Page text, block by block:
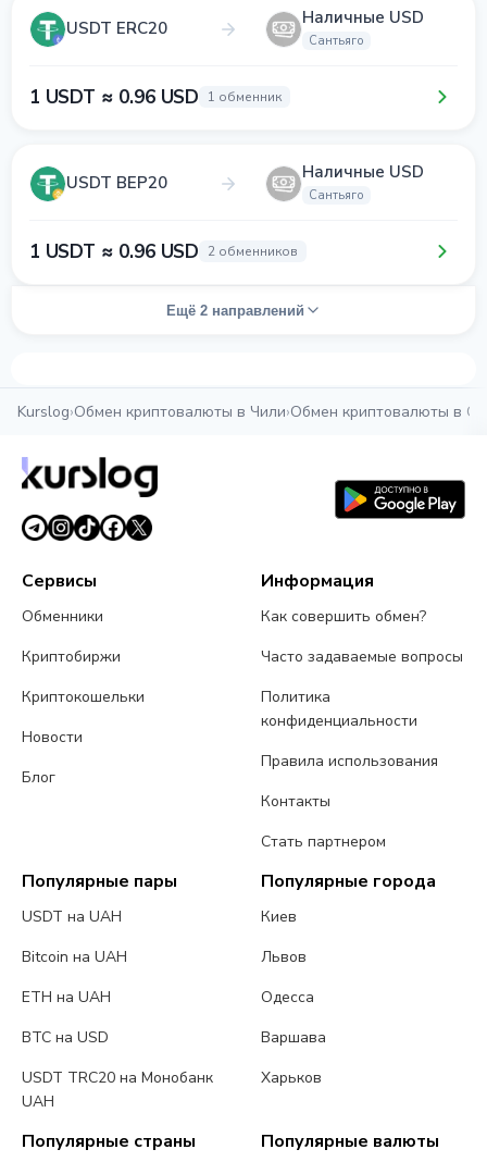
USDT ERC20 Наличные USD
Сантьяго
1 USDT ≈ 0.96 USD 1 обменник
USDT BEP20 Наличные USD
Сантьяго
1 USDT ≈ 0.96 USD 2 обменников
Ещё 2 направлений
Kurslog›Обмен криптовалюты в Чили›Обмен криптовалюты в
Сервисы
Обменники
Криптобиржи
Криптокошельки
Новости
Блог
Информация
Как совершить обмен?
Часто задаваемые вопросы
Политика
конфиденциальности
Правила использования
Контакты
Стать партнером
Популярные пары
USDT на UAH
Bitcoin на UAH
ETH на UAH
BTC на USD
USDT TRC20 на Монобанк
UAH
Популярные города
Киев
Львов
Одесса
Варшава
Харьков
Популярные страны Популярные валюты